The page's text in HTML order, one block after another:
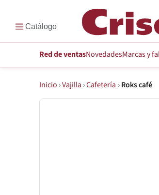
Red de ventasNovedadesMarcasy
Inicio ›Vajilla ›Cafetería › Roks café